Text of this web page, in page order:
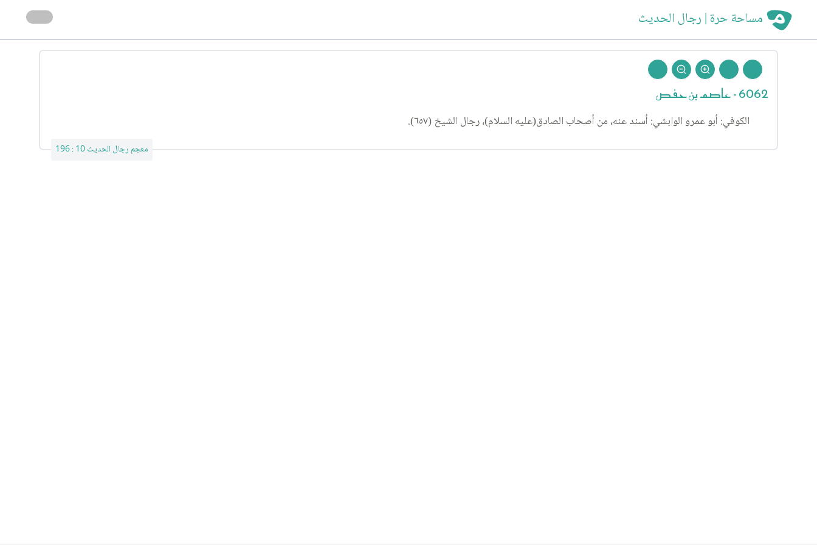
مساحة حرة | رجال الحديث
6062 - عاصم بن حفص
الكوفي: أبو عمرو الوابشي: أسند عنه، من أصحاب الصادق(عليه السلام)، رجال الشيخ (٦٥٧).
معجم رجال الحديث 10 : 196